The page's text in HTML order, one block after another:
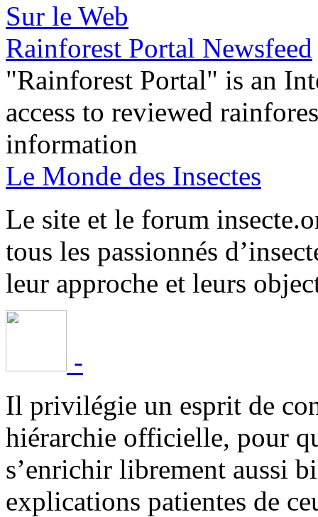
Sur le Web
Rainforest Portal Newsfeed
"Rainforest Portal" is an
access to reviewed
information
Le Monde des Insectes
Le site et le forum
tous les passionnés
leur approche et leurs
-
Il privilégie un esprit de
hiérarchie officielle, pour
s’enrichir librement aussi
explications patientes de